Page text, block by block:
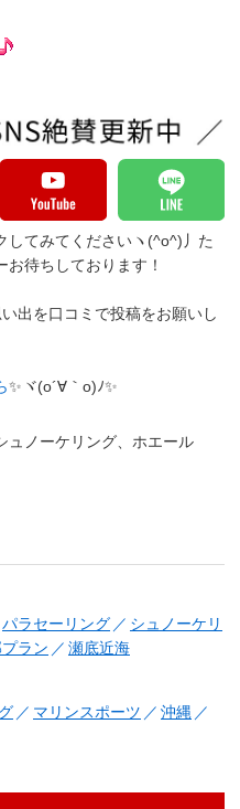
てみてくださいヽ(^o^)丿 た
待ちしております！
出を口コミで投稿をお願いし
✨ヾ(o´∀｀o)ﾉ✨
ュノーケリング、ホエール
パラセーリング
シュノーケリ
ラン 瀬底近海
マリンスポーツ
沖縄